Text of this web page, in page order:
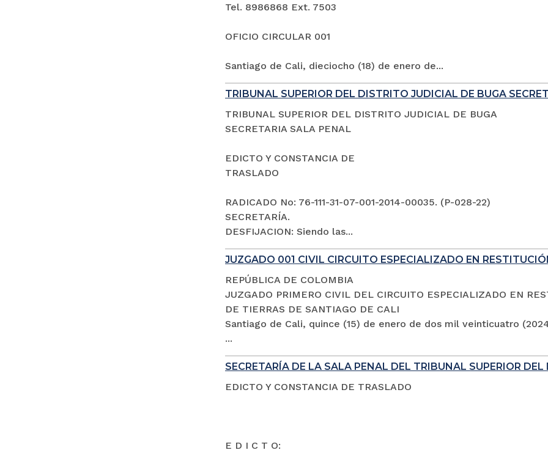
Tel. 8986868 Ext. 7503
OFICIO CIRCULAR 001
Santiago de Cali, dieciocho (18) de enero de...
TRIBUNAL SUPERIOR DEL DISTRITO JUDICIAL DE BUGA
TRIBUNAL SUPERIOR DEL DISTRITO JUDICIAL DE BUGA
SECRETARIA SALA PENAL
EDICTO Y CONSTANCIA DE
TRASLADO
RADICADO No: 76-111-31-07-001-2014-00035. (P-028-22)
SECRETARÍA.
DESFIJACION: Siendo las...
JUZGADO 001 CIVIL CIRCUITO ESPECIALIZADO EN
REPÚBLICA DE COLOMBIA
JUZGADO PRIMERO CIVIL DEL CIRCUITO ESPECIALIZADO EN
DE TIERRAS DE SANTIAGO DE CALI
Santiago de Cali, quince (15) de enero de dos mil veinticuatro
...
SECRETARÍA DE LA SALA PENAL DEL TRIBUNAL SUPERIOR
EDICTO Y CONSTANCIA DE TRASLADO
E D I C T O: